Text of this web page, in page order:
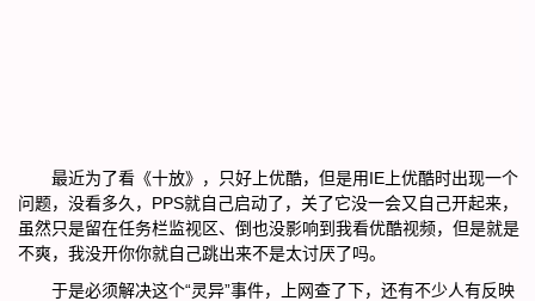
最近为了看《十放》，只好上优酷，但是用IE上优酷时出现一个
问题，没看多久，PPS就自己启动了，关了它没一会又自己开起来，
虽然只是留在任务栏监视区、倒也没影响到我看优酷视频，但是就是
不爽，我没开你你就自己跳出来不是太讨厌了吗。
于是必须解决这个“灵异”事件，上网查了下，还有不少人有反映